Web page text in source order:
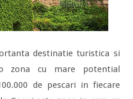
destinatie turistica si
zona cu mare potential
de pescari in fiecare